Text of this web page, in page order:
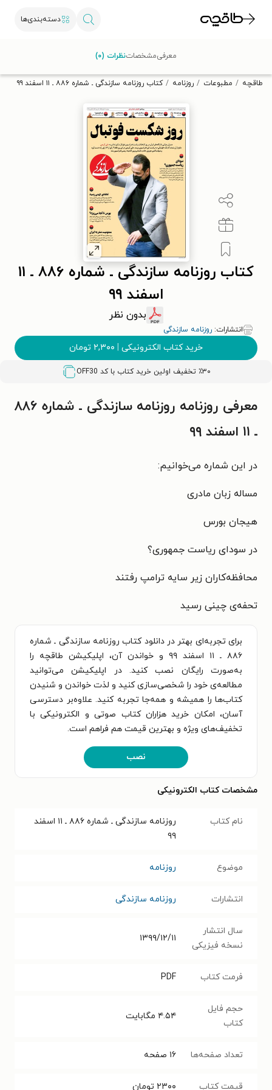
دسته‌بندی‌ها
تخفیف از طاقچه دریافت کن.
طاقچه مطبوعات روزنامه کتاب روزنامه سازندگی ـ شماره ۸۸۶ ـ ۱۱ اسفند ۹۹
کتاب روزنامه سازندگی ـ شماره ۸۸۶ ـ ۱۱
اسفند ۹۹
بدون نظر
انتشارات: روزنامه سازندگی
خرید کتاب الکترونیکی | ۲,۳۰۰ تومان
٪۳۰ تخفیف اولین خرید کتاب با کد OFF30
معرفیمشخصاتنظرات (۰)
معرفی روزنامه روزنامه سازندگی ـ شماره ۸۸۶
ـ ۱۱ اسفند ۹۹
در این شماره می‌خوانیم:
مساله زبان مادری
هیجان بورس
در سودای ریاست‌ جمهوری؟
محافظه‌کاران زیر سایه ترامپ رفتند
تحفه‌ی چینی رسید
برای تجربه‌ای بهتر در دانلود کتاب روزنامه سازندگی ـ شماره
۸۸۶ ـ ۱۱ اسفند ۹۹ و خواندن آن، اپلیکیشن طاقچه را
به‌صورت رایگان نصب کنید. در اپلیکیشن می‌توانید
مطالعه‌ی خود را شخصی‌سازی کنید و لذت خواندن و شنیدن
کتاب‌ها را همیشه و همه‌جا تجربه کنید. علاوه‌بر دسترسی
آسان، امکان خرید هزاران کتاب صوتی و الکترونیکی با
تخفیف‌های ویژه و بهترین قیمت هم فراهم است.
نصب
مشخصات کتاب الکترونیکی
نام کتاب
روزنامه سازندگی ـ شماره ۸۸۶ ـ ۱۱ اسفند
۹۹
موضوع روزنامه
انتشارات روزنامه سازندگی
سال انتشار
نسخه فیزیکی
۱۳۹۹/۱۲/۱۱
فرمت کتاب PDF
حجم فایل
کتاب
۴.۵۴ مگابایت
تعداد صفحه‌ها ۱۶ صفحه
قیمت کتاب ۲۳۰۰ تومان